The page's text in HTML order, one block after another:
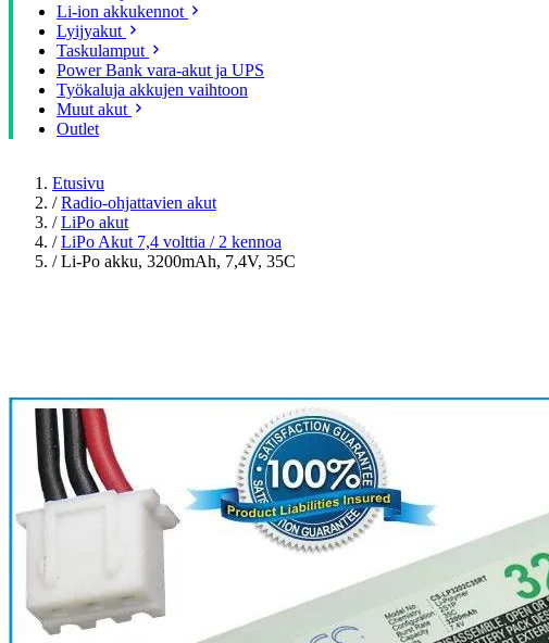
Li-ion akkukennot
Lyijyakut
Taskulamput
Power Bank vara-akut ja UPS
Työkaluja akkujen vaihtoon
Muut akut
Outlet
Etusivu
/ Radio-ohjattavien akut
/ LiPo akut
/ LiPo Akut 7,4 volttia / 2 kennoa
/ Li-Po akku, 3200mAh, 7,4V, 35C